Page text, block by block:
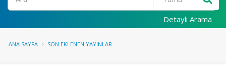
Detaylı Arama
ANA SAYFA SON EKLENEN YAYINLAR